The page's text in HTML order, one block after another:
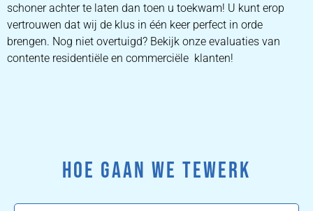
schoner achter te laten dan toen u toekwam! U kunt erop
vertrouwen dat wij de klus in één keer perfect in orde
brengen. Nog niet overtuigd? Bekijk onze evaluaties van
contente residentiële en commerciële klanten!
HOE GAAN WE TEWERK